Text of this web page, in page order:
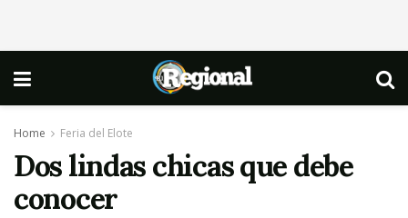
Home Feria del Elote
Dos lindas chicas que debe
conocer